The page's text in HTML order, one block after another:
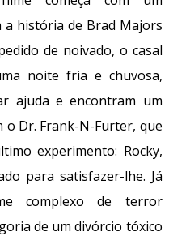
história de Brad Majors
de noivado, o casal
noite fria e chuvosa,
ajuda e encontram um
o Dr. Frank-N-Furter, que
experimento: Rocky,
para satisfazer-lhe. Já
complexo de terror
de um divórcio tóxico